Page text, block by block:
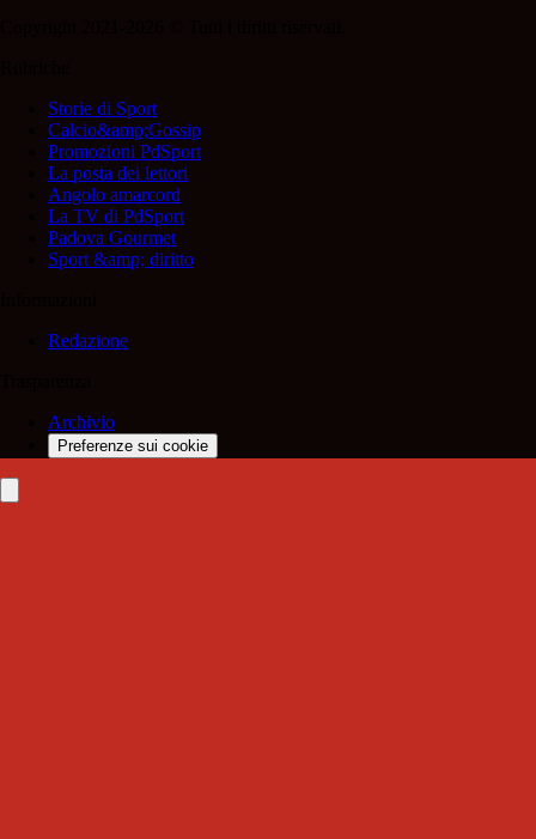
Storie di Sport
Calcio&amp;Gossip
Promozioni PdSport
La posta dei lettori
Angolo amarcord
La TV di PdSport
Padova Gourmet
Sport &amp; diritto
Redazione
Archivio
Preferenze sui cookie